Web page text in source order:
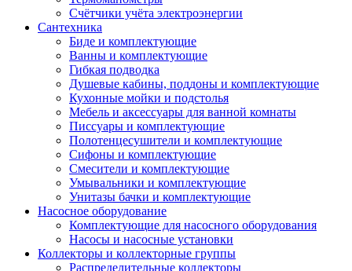
Счётчики учёта электроэнергии
Сантехника
Биде и комплектующие
Ванны и комплектующие
Гибкая подводка
Душевые кабины, поддоны и комплектующие
Кухонные мойки и подстолья
Мебель и аксессуары для ванной комнаты
Писсуары и комплектующие
Полотенцесушители и комплектующие
Сифоны и комплектующие
Смесители и комплектующие
Умывальники и комплектующие
Унитазы бачки и комплектующие
Насосное оборудование
Комплектующие для насосного оборудования
Насосы и насосные установки
Коллекторы и коллекторные группы
Распределительные коллекторы